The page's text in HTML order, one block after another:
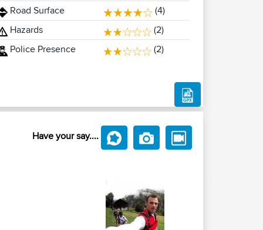
Road Surface
(4)
Hazards
(2)
Police Presence
(2)
Have your say....